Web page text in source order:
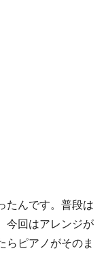
たんです。普段は
今回はアレンジが
らピアノがそのま